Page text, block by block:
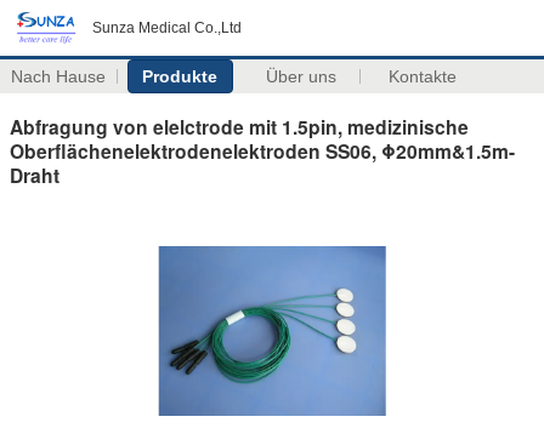
Sunza Medical Co.,Ltd
Nach Hause Produkte Über uns Kontakte
Abfragung von elelctrode mit 1.5pin, medizinische
Oberflächenelektrodenelektroden SS06, Φ20mm&1.5m-
Draht